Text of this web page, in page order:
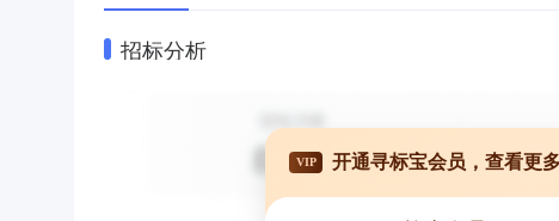
招标分析
VIP 开通寻标宝会员，查看更